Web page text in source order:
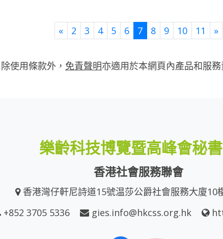
«Previous
2 3 4 5 6 7 8 9 10 11 »
除使用條款外， 免責聲明亦適用於本網頁內產品和服務
樂齡科技博覽暨高峰會秘
香港社會服務聯會
香港灣仔軒尼詩道15號温莎公爵社會服務大廈10
+852 3705 5336
gies.info@hkcss.org.hk